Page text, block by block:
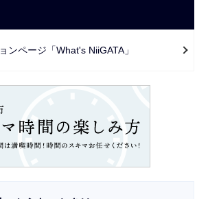
ンページ「What's NiiGATA」